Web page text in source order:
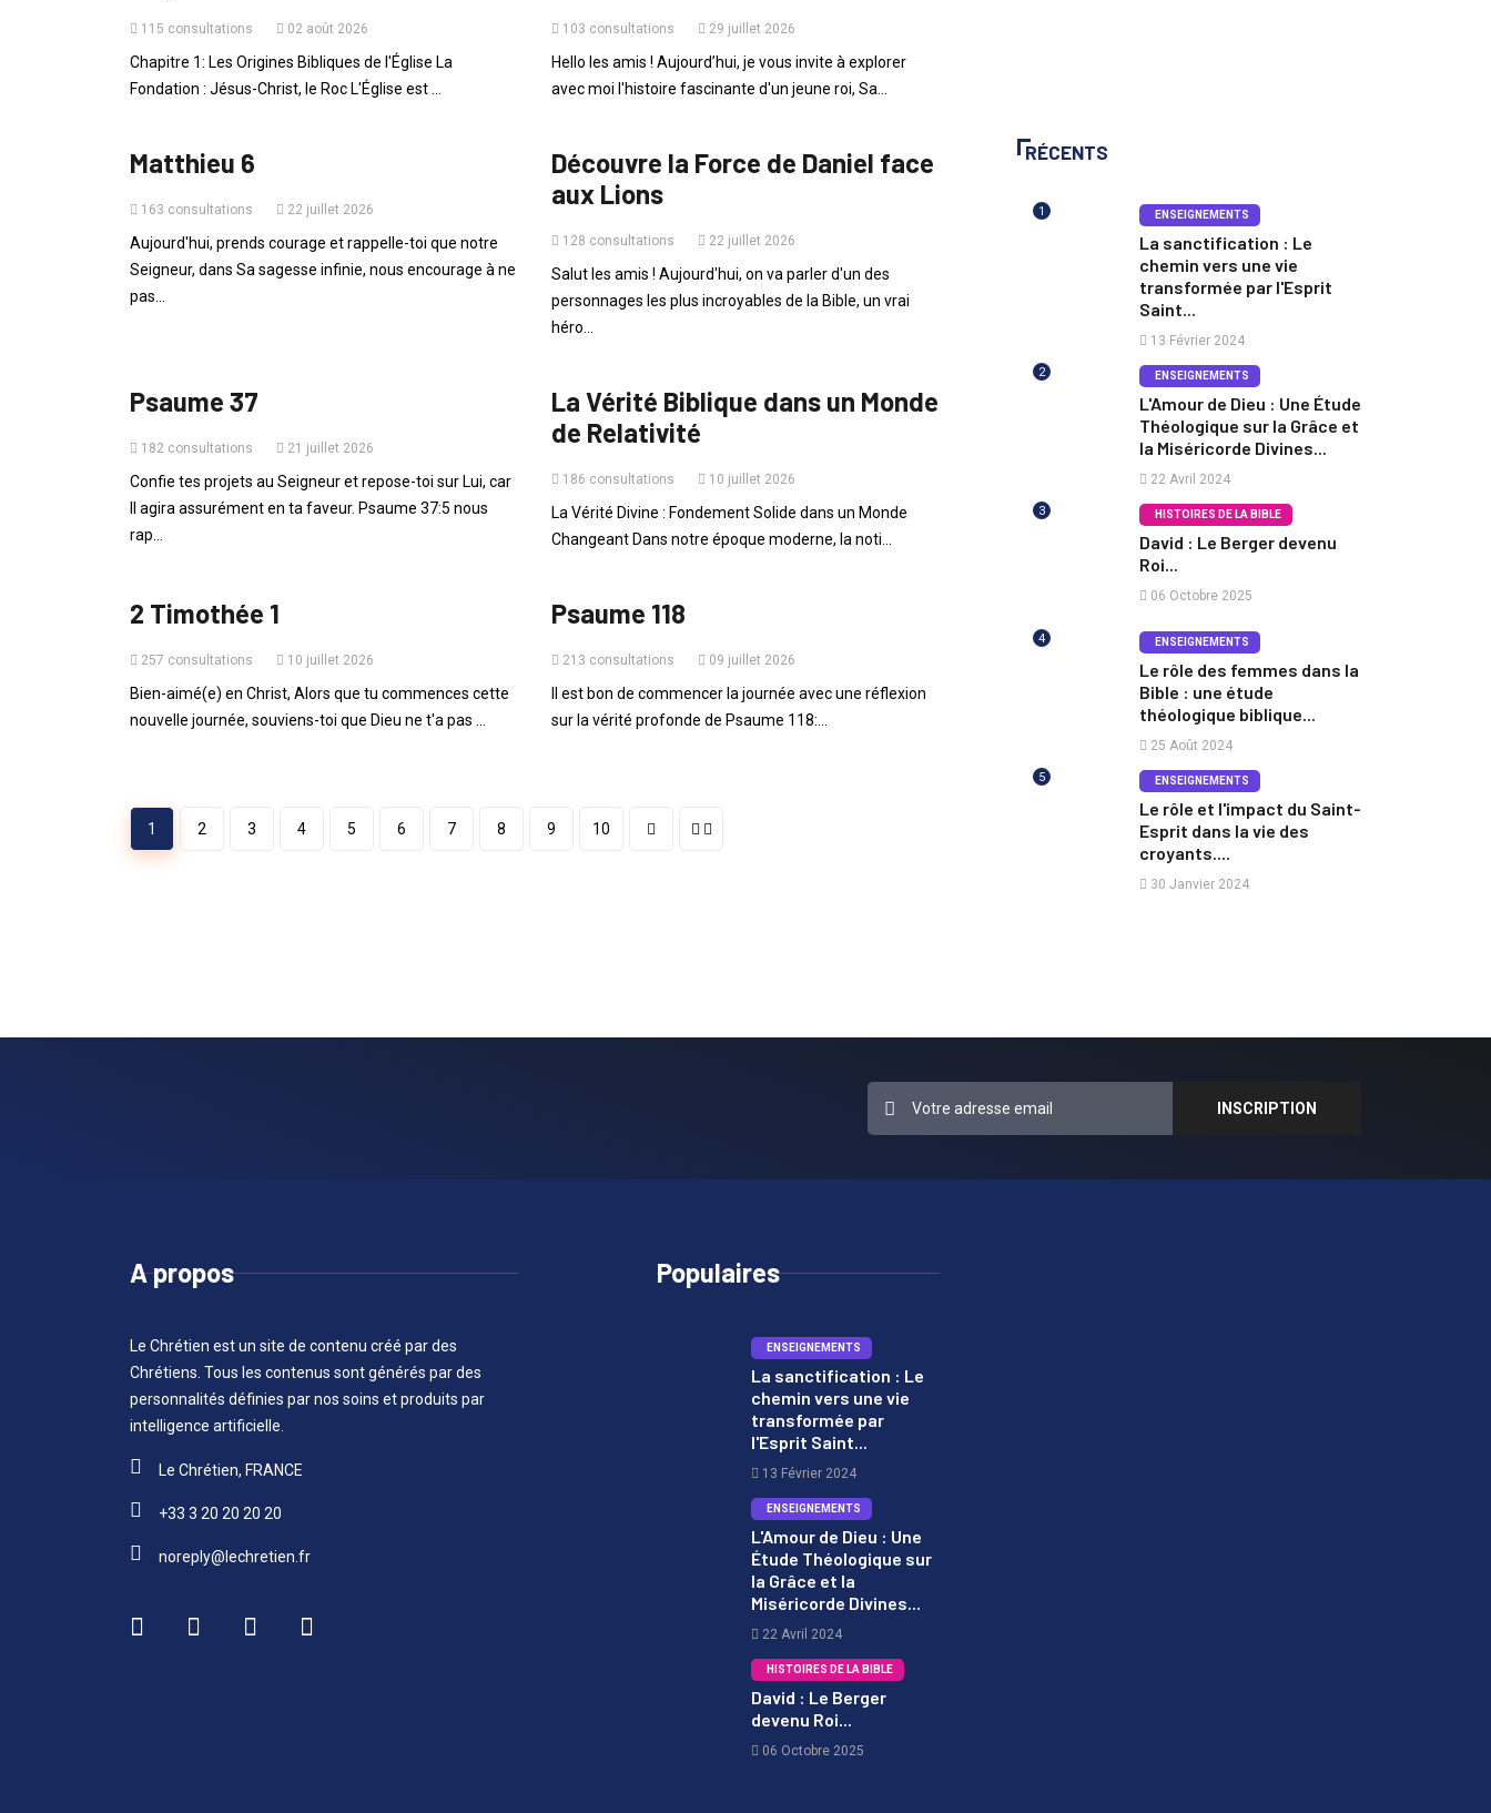
115 consultations 02 août 2026
Chapitre 1: Les Origines Bibliques de l'Église La
Fondation : Jésus-Christ, le Roc L'Église est ...
103 consultations 29 juillet 2026
Hello les amis ! Aujourd’hui, je vous invite à explorer
avec moi l'histoire fascinante d'un jeune roi, Sa...
Matthieu 6
163 consultations 22 juillet 2026
Aujourd'hui, prends courage et rappelle-toi que notre
Seigneur, dans Sa sagesse infinie, nous encourage à ne
pas...
Découvre la Force de Daniel face
aux Lions
128 consultations 22 juillet 2026
Salut les amis ! Aujourd'hui, on va parler d'un des
personnages les plus incroyables de la Bible, un vrai
héro...
Psaume 37
182 consultations 21 juillet 2026
Confie tes projets au Seigneur et repose-toi sur Lui, car
Il agira assurément en ta faveur. Psaume 37:5 nous
rap...
La Vérité Biblique dans un Monde
de Relativité
186 consultations 10 juillet 2026
La Vérité Divine : Fondement Solide dans un Monde
Changeant Dans notre époque moderne, la noti...
2 Timothée 1
257 consultations 10 juillet 2026
Bien-aimé(e) en Christ, Alors que tu commences cette
nouvelle journée, souviens-toi que Dieu ne t'a pas ...
Psaume 118
213 consultations 09 juillet 2026
Il est bon de commencer la journée avec une réflexion
sur la vérité profonde de Psaume 118:...
1 2 3 4 5 6 7 8 9 10
RÉCENTS
1 ENSEIGNEMENTS
La sanctification : Le
chemin vers une vie
transformée par l'Esprit
Saint...
13 Février 2024
2 ENSEIGNEMENTS
L'Amour de Dieu : Une Étude
Théologique sur la Grâce et
la Miséricorde Divines...
22 Avril 2024
3 HISTOIRES DE LA BIBLE
David : Le Berger devenu
Roi...
06 Octobre 2025
4 ENSEIGNEMENTS
Le rôle des femmes dans la
Bible : une étude
théologique biblique...
25 Août 2024
5 ENSEIGNEMENTS
Le rôle et l'impact du Saint-
Esprit dans la vie des
croyants....
30 Janvier 2024
A propos
Le Chrétien est un site de contenu créé par des
Chrétiens. Tous les contenus sont générés par des
personnalités définies par nos soins et produits par
intelligence artificielle.
Le Chrétien, FRANCE
+33 3 20 20 20 20
noreply@lechretien.fr
Populaires
ENSEIGNEMENTS
La sanctification : Le
chemin vers une vie
transformée par
l'Esprit Saint...
13 Février 2024
ENSEIGNEMENTS
L'Amour de Dieu : Une
Étude Théologique sur
la Grâce et la
Miséricorde Divines...
22 Avril 2024
HISTOIRES DE LA BIBLE
David : Le Berger
devenu Roi...
06 Octobre 2025